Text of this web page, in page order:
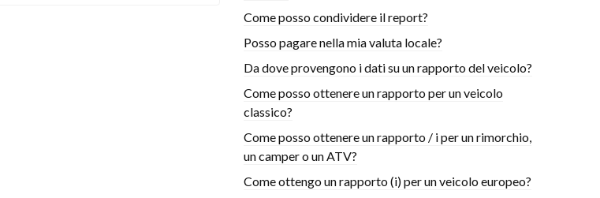
Come posso condividere il report?
Posso pagare nella mia valuta locale?
Da dove provengono i dati su un rapporto del veicolo?
Come posso ottenere un rapporto per un veicolo
classico?
Come posso ottenere un rapporto / i per un rimorchio,
un camper o un ATV?
Come ottengo un rapporto (i) per un veicolo europeo?